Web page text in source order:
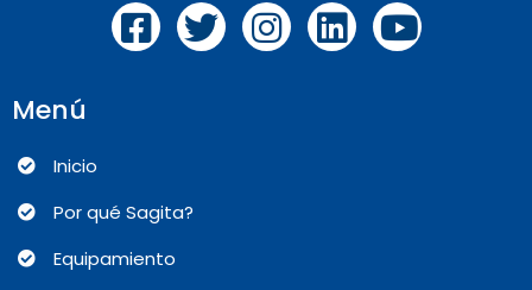
Menú
Inicio
Por qué Sagita?
Equipamiento